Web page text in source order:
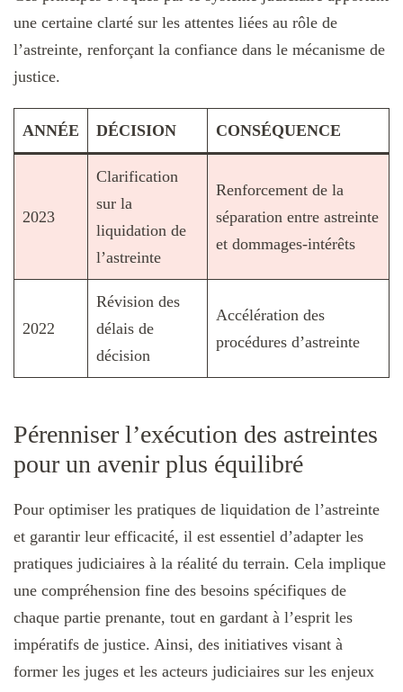
une certaine clarté sur les attentes liées au rôle de
l’astreinte, renforçant la confiance dans le mécanisme de
justice.
ANNÉE DÉCISION CONSÉQUENCE
2023
Clarification
sur la
liquidation de
l’astreinte
Renforcement de la
séparation entre astreinte
et dommages-intérêts
2022
Révision des
délais de
décision
Accélération des
procédures d’astreinte
Pérenniser l’exécution des astreintes
pour un avenir plus équilibré
Pour optimiser les pratiques de liquidation de l’astreinte
et garantir leur efficacité, il est essentiel d’adapter les
pratiques judiciaires à la réalité du terrain. Cela implique
une compréhension fine des besoins spécifiques de
chaque partie prenante, tout en gardant à l’esprit les
impératifs de justice. Ainsi, des initiatives visant à
former les juges et les acteurs judiciaires sur les enjeux